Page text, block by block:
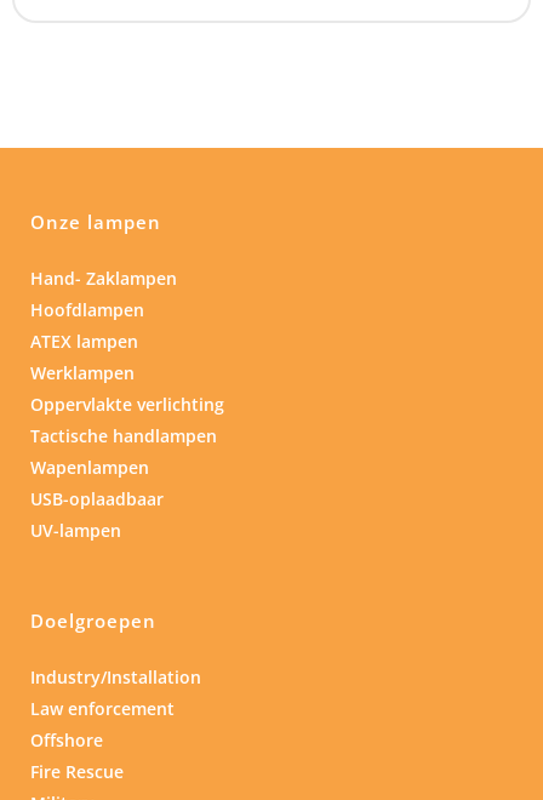
Onze lampen
Hand- Zaklampen
Hoofdlampen
ATEX lampen
Werklampen
Oppervlakte verlichting
Tactische handlampen
Wapenlampen
USB-oplaadbaar
UV-lampen
Doelgroepen
Industry/Installation
Law enforcement
Offshore
Fire Rescue